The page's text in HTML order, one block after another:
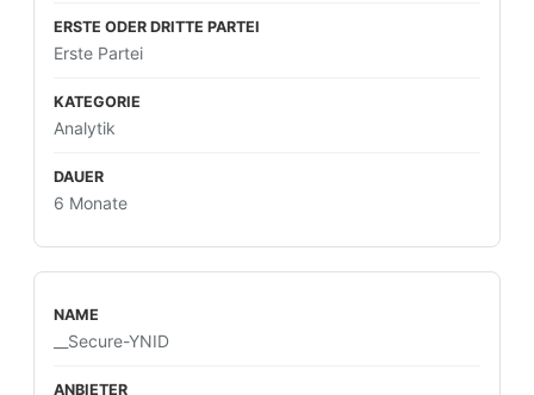
Erste Partei
Analytik
6 Monate
__Secure-YNID